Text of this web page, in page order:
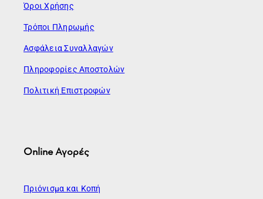
Όροι Χρήσης
Τρόποι Πληρωμής
Ασφάλεια Συναλλαγών
Πληροφορίες Αποστολών
Πολιτική Επιστροφών
Online Αγορές
Πριόνισμα και Κοπή